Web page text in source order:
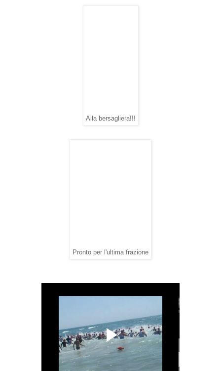
Alla bersagliera!!!
Pronto per l'ultima frazione